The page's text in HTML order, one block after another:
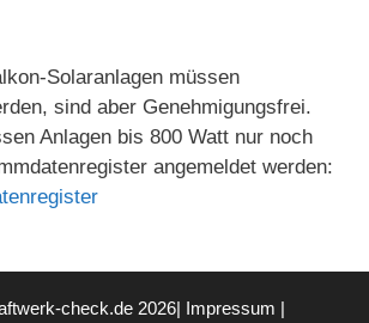
Solaranlagen müssen
sind aber Genehmigungsfrei.
Anlagen bis 800 Watt nur noch
angemeldet werden:
check.de 2026| Impressum |